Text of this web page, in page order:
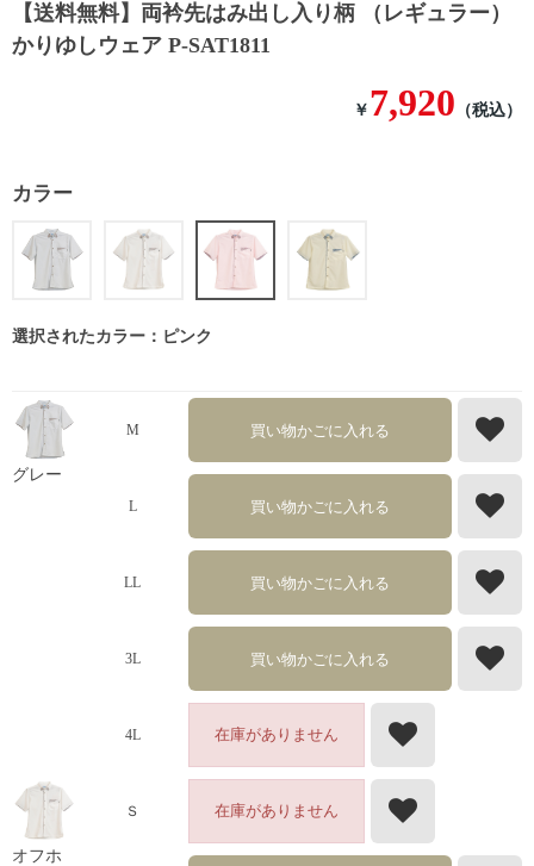
【送料無料】両衿先はみ出し入り柄 （レギュラー）
かりゆしウェア P-SAT1811
￥ 7,920 （税込）
カラー
選択されたカラー：ピンク
グレー
M 買い物かごに入れる
L 買い物かごに入れる
LL 買い物かごに入れる
3L 買い物かごに入れる
4L 在庫がありません
オフホ
Ｓ 在庫がありません